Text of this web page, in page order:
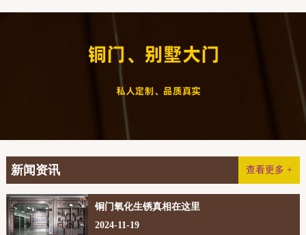
查看更多 +
新闻资讯
铜门氧化生锈真相在这里
2024-11-19